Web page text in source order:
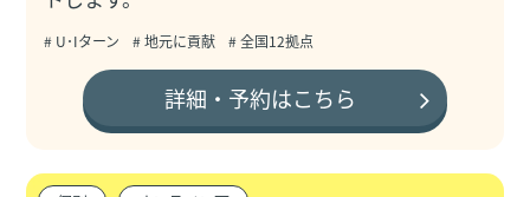
# U･Iターン # 地元に貢献 # 全国12拠点
詳細・予約はこちら